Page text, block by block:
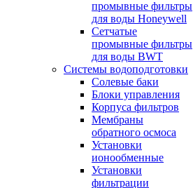
промывные фильтры
для воды Honeywell
Сетчатые
промывные фильтры
для воды BWT
Системы водоподготовки
Солевые баки
Блоки управления
Корпуса фильтров
Мембраны
обратного осмоса
Установки
ионообменные
Установки
фильтрации